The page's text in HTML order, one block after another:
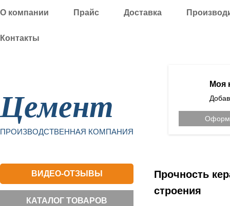
О компании Прайс Доставка
Контакты
Цемент
ПРОИЗВОДСТВЕННАЯ КОМПАНИЯ
Моя
ВИДЕО-ОТЗЫВЫ
КАТАЛОГ ТОВАРОВ
Прочность
строения